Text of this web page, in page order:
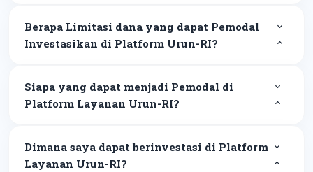
Berapa Limitasi dana yang dapat Pemodal
Investasikan di Platform Urun-RI?
Siapa yang dapat menjadi Pemodal di
Platform Layanan Urun-RI?
Dimana saya dapat berinvestasi di Platform
Layanan Urun-RI?